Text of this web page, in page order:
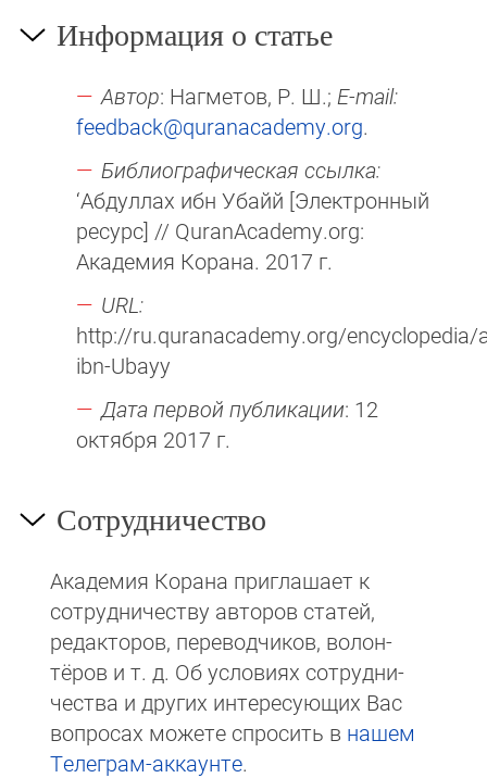
Информация о статье
Автор: Нагметов, Р. Ш.; E-mail:
feedback@quranacademy.org.
Библиографическая ссылка:
‘Абдуллах ибн Убайй [Электронный
ресурс] // QuranAcademy.org:
Академия Корана. 2017 г.
URL:
http://ru.quranacademy.org/encyclopedia/
ibn-Ubayy
Дата первой публикации: 12
октября 2017 г.
Сотрудничество
Академия Корана при­гла­ша­ет к
сотруд­ни­чест­ву авторов статей,
редакто­ров, пере­вод­чи­ков, волон­
тёров и т. д. Об ус­ло­виях сотрудни­
чест­ва и других интере­сую­щих Вас
вопросах мо­же­те спросить в на­шем
Те­ле­грам-ак­каунте.